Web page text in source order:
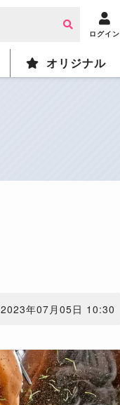
ログイン
オリジナル
2023年07月05日 10:30